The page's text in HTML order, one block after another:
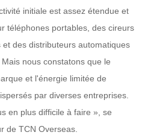
initiale est assez étendue et
téléphones portables, des cireurs
des distributeurs automatiques
nous constatons que le
et l'énergie limitée de
par diverses entreprises.
en plus difficile à faire », se
de TCN Overseas.